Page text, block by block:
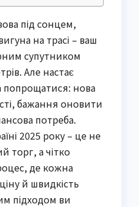
під сонцем,
на трасі – ваш
супутником
Але настає
нова
бажання оновити
потреба.
2025 року – це не
торг, а чітко
де кожна
й швидкість
підходом ви